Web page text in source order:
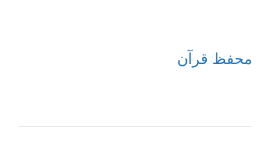
محفظ قرآن